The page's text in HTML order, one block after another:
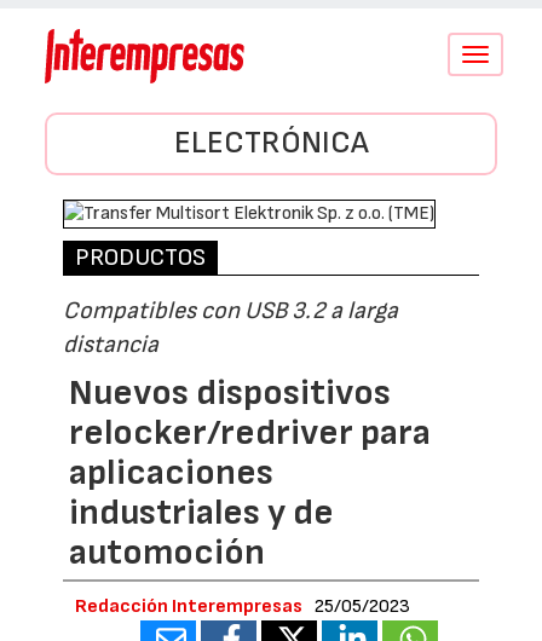
Conmutar
ELECTRÓNICA
PRODUCTOS
Compatibles con USB 3.2 a larga
distancia
Nuevos dispositivos
relocker/redriver para
aplicaciones
industriales y de
automoción
Redacción Interempresas 25/05/2023